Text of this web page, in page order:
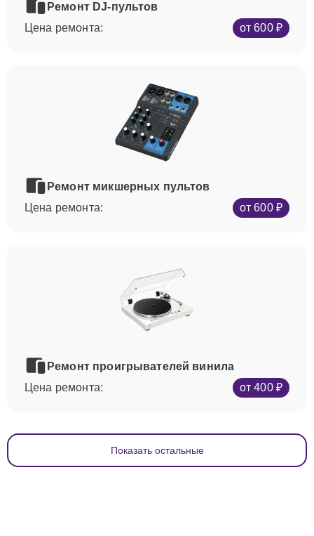
Ремонт DJ-пультов
Цена ремонта:
от 600 ₽
Ремонт микшерных пультов
Цена ремонта:
от 600 ₽
Ремонт проигрывателей винила
Цена ремонта:
от 400 ₽
Показать остальные